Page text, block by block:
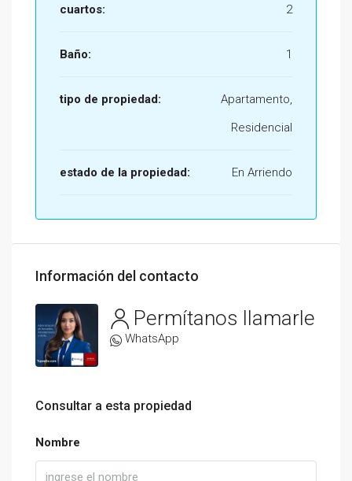
cuartos: 2
Baño: 1
tipo de propiedad:
Apartamento,
Residencial
estado de la propiedad: En Arriendo
Información del contacto
Permítanos llamarle
WhatsApp
Consultar a esta propiedad
Nombre